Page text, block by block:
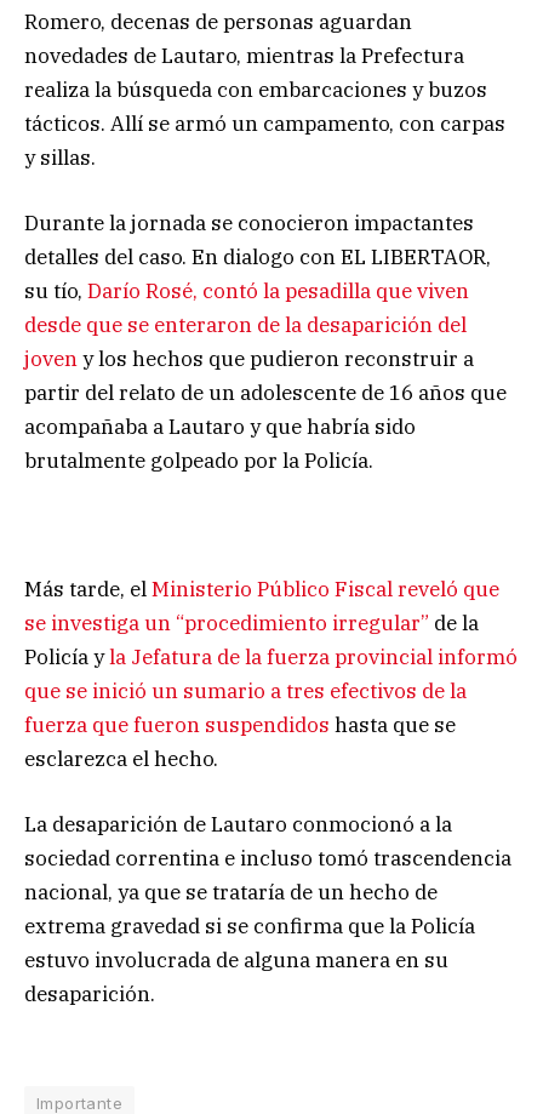
Romero, decenas de personas aguardan
novedades de Lautaro, mientras la Prefectura
realiza la búsqueda con embarcaciones y buzos
tácticos. Allí se armó un campamento, con carpas
y sillas.
Durante la jornada se conocieron impactantes
detalles del caso. En dialogo con EL LIBERTAOR,
su tío, Darío Rosé, contó la pesadilla que viven
desde que se enteraron de la desaparición del
joveny los hechos que pudieron reconstruir a
partir del relato de un adolescente de 16 años que
acompañaba a Lautaro y que habría sido
brutalmente golpeado por la Policía.
Más tarde, elMinisterio Público Fiscal reveló que
se investiga un “procedimiento irregular” de la
Policía yla Jefatura de la fuerza provincial informó
que se inició un sumario a tres efectivos de la
fuerza que fueron suspendidos hasta que se
esclarezca el hecho.
La desaparición de Lautaro conmocionó a la
sociedad correntina e incluso tomó trascendencia
nacional, ya que se trataría de un hecho de
extrema gravedad si se confirma que la Policía
estuvo involucrada de alguna manera en su
desaparición.
Importante